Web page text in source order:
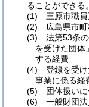
ることができる。
(1)
三原市職
(2)
広島県市
(3)
法第53条
を受けた団体
する経費
(4)
登録を受
事業に係る経
(5)
団体扱い
(6)
一般財団